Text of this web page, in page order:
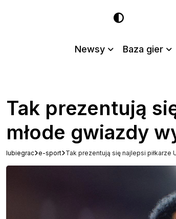
Newsy Baza gier
Tak prezentują
młode gwiazdy
lubiegrac e-sport Tak prezentują się najlepsi piłkarze